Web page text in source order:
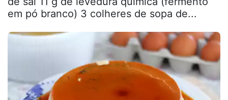
em pó branco) 3 colheres de sopa de...